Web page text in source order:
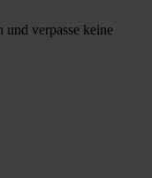
und verpasse keine